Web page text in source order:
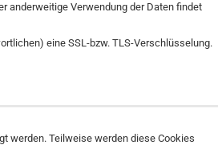
anderweitige Verwendung der Daten findet
eine SSL-bzw. TLS-Verschlüsselung.
werden. Teilweise werden diese Cookies